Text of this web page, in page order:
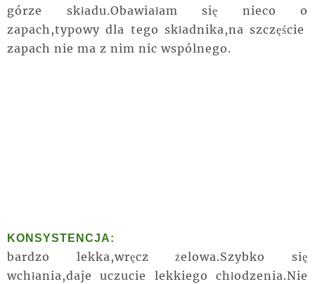
górze składu.Obawiałam się nieco o
zapach,typowy dla tego składnika,na szczęście
zapach nie ma z nim nic wspólnego.
KONSYSTENCJA:
bardzo lekka,wręcz żelowa.Szybko się
wchłania,daje uczucie lekkiego chłodzenia.Nie